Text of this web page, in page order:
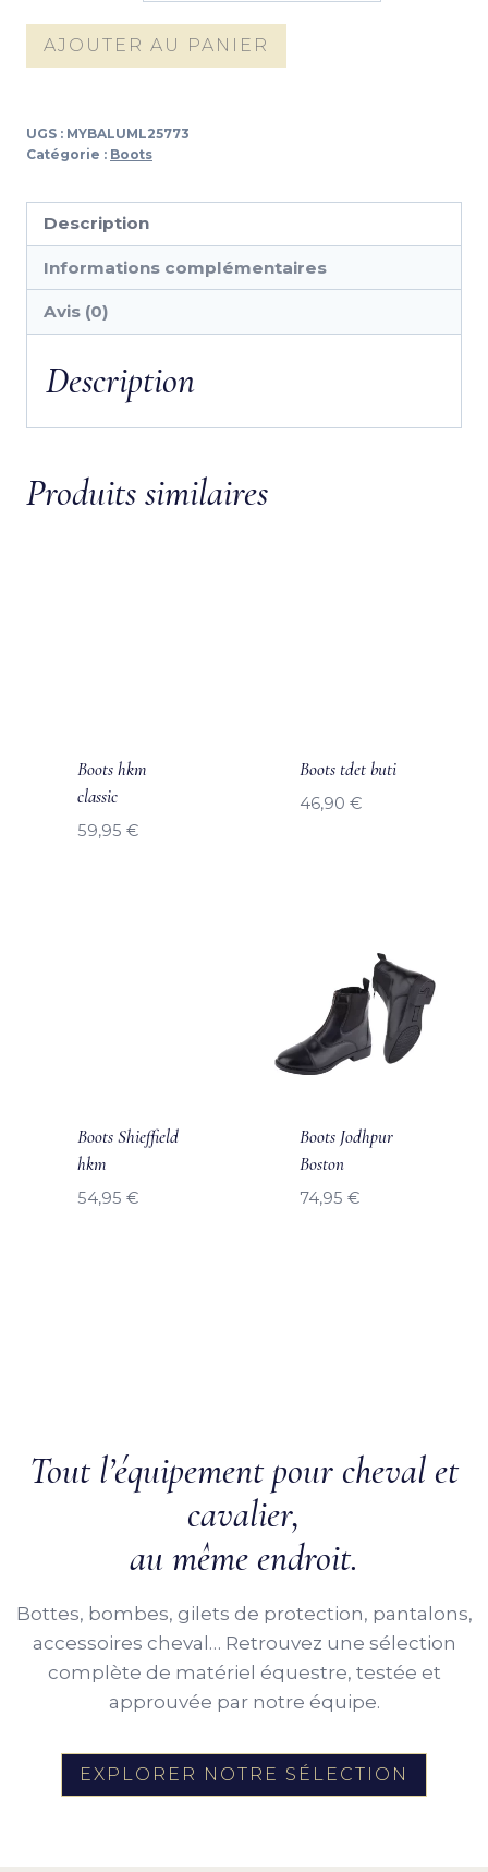
quantité
de
london
hkm
AJOUTER AU PANIER
UGS : MYBALUML25773
Catégorie : Boots
Description
Informations complémentaires
Avis (0)
Description
Produits similaires
Boots hkm
classic
59,95 €
Boots tdet buti
46,90 €
Boots Shieffield
hkm
54,95 €
Boots Jodhpur
Boston
74,95 €
Tout l’équipement pour cheval et
cavalier,
au même endroit.
Bottes, bombes, gilets de protection, pantalons,
accessoires cheval… Retrouvez une sélection
complète de matériel équestre, testée et
approuvée par notre équipe.
EXPLORER NOTRE SÉLECTION